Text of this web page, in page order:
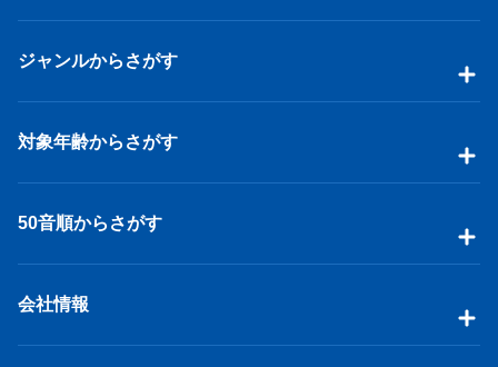
ジャンルからさがす
対象年齢からさがす
50音順からさがす
会社情報